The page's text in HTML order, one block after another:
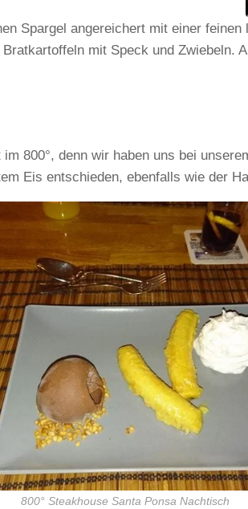
Spargel angereichert mit einer
mit Speck und Zwiebeln.
800°, denn wir haben uns bei
Eis entschieden, ebenfalls wie der
800° Steakhouse Santa Ponsa Nachtisch